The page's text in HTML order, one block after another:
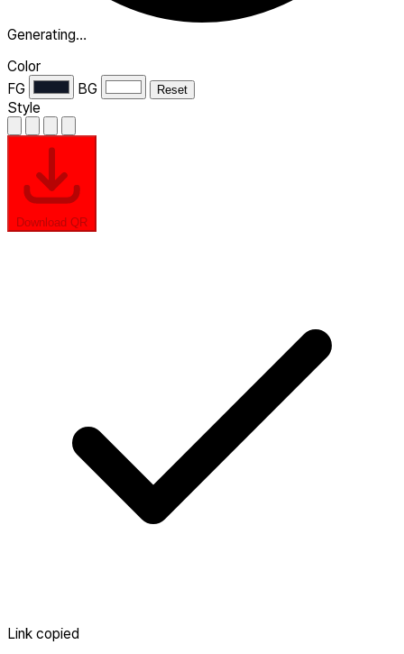
Generating…
Color
FG
BG Reset
Style
Download QR
Link copied